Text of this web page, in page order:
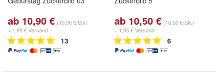
ab 10,90 € (10,90 €/Stk)
+ 1,95 € Versand
13
ab 10,50 € (10,50 €/Stk)
+ 1,95 € Versand
6